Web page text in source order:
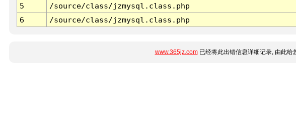
5
/source/class/jzmysql.class.php
6
/source/class/jzmysql.class.php
www.365jz.com已经将此出错信息详细记录, 由此给